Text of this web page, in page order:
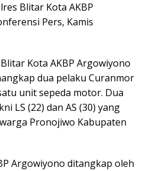
Blitar Kota AKBP
Pers, Kamis
Kota AKBP Argowiyono
dua pelaku Curanmor
unit sepeda motor. Dua
LS (22) dan AS (30) yang
Pronojiwo Kabupaten
Argowiyono ditangkap oleh